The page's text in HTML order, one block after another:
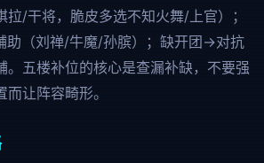
拉/干将，脆皮多选不知火舞/上官）；
助（刘禅/牛魔/孙膑）；缺开团→对抗
。五楼补位的核心是查漏补缺，不要强
让阵容畸形。